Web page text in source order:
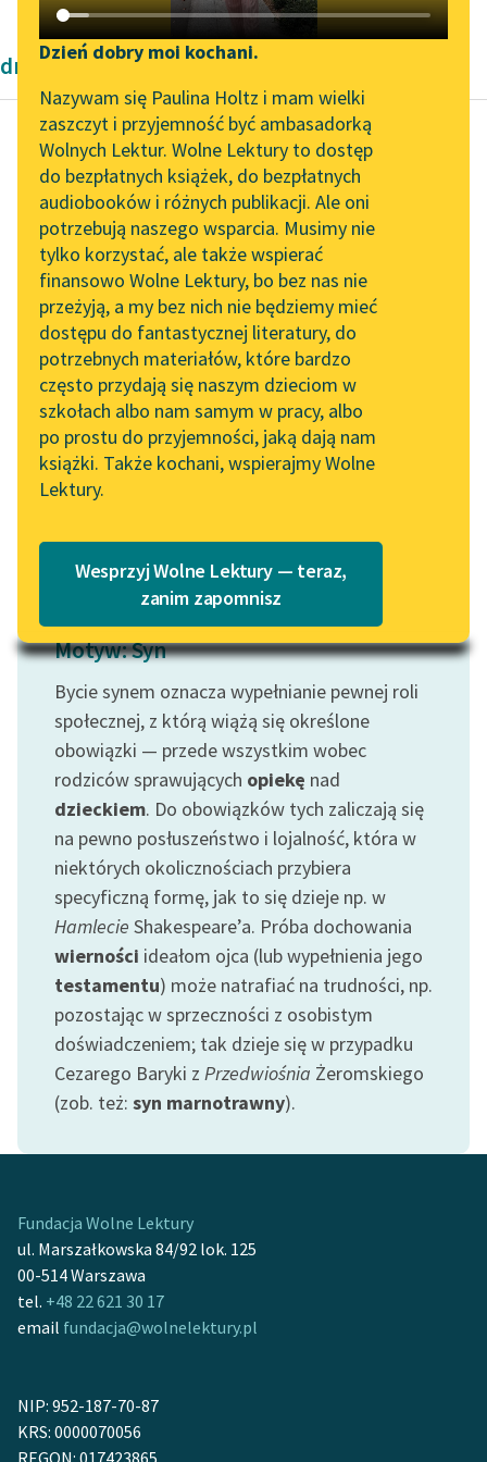
Katalog DAISY
Podkasty o książkach
Zgłoś brak utworu
Aktualności
Spotkanie z Katarzyną
Tunkiel w Oslo
Wolne Lektury na 32.
Pol’and’Rock Festivalu
„Kochanek Lady
Chatterley” do słuchania
na Wolnych Lekturach
Nowy audiobook –
„Marzenie o Oriencie”
Sophie Elkan
Kolekcja Nadwyraz.com x
Wolne Lektury – idealna na
Lektury szkolne i klasyka
uczennic i uczniów z
niepełnosprawnościami
E-kolekcja lektur
szkolnych i literatury do
słuchania dla uczennic i
uczniów z
niepełnosprawnościami
Feministyczne inspiracje.
Popularyzacja
skandynawskiej literatury
feministycznej
Ręce pełne poezji
Kolekcje edukacyjne
twórców przechodzących
lektur szkolnych oraz
Odkurzamy bohaterów
Szkoła Poezji Wolnych
Lektur
Narzędzia
Mapa Wolnych Lektur
Leśmianator
Przewodnik dla piszących i
czytających
API
OAI-PMH
Widget Wolnych Lektur
Przypisy
Katalog w formacie PDF
O projekcie
Dzień dobry moi kochani.
Nazywam się Paulina Holtz i mam wielki
zaszczyt i przyjemność być ambasadorką
Wolnych Lektur. Wolne Lektury to dostęp
do bezpłatnych książek, do bezpłatnych
audiobooków i różnych publikacji. Ale oni
potrzebują naszego wsparcia. Musimy nie
tylko korzystać, ale także wspierać
finansowo Wolne Lektury, bo bez nas nie
przeżyją, a my bez nich nie będziemy mieć
dostępu do fantastycznej literatury, do
potrzebnych materiałów, które bardzo
często przydają się naszym dzieciom w
szkołach albo nam samym w pracy, albo
po prostu do przyjemności, jaką dają nam
książki. Także kochani, wspierajmy Wolne
Lektury.
Wesprzyj Wolne Lektury — teraz,
zanim zapomnisz
dramaty antyczne
Ajschylos
Oresteja
ORESTES
Ha, jesteś! Ciebie
szukam! Tamten ma
za swoje!
KLITAJMESTRA
Zabity mój Ajgistos!..
Jak ja...
Motyw: Syn
Bycie synem oznacza wypełnianie pewnej roli
społecznej, z którą wiążą się określone
obowiązki — przede wszystkim wobec
rodziców sprawujących opiekę nad
dzieckiem. Do obowiązków tych zaliczają się
na pewno posłuszeństwo i lojalność, która w
niektórych okolicznościach przybiera
specyficzną formę, jak to się dzieje np. w
Hamlecie Shakespeare’a. Próba dochowania
wierności ideałom ojca (lub wypełnienia jego
testamentu) może natrafiać na trudności, np.
pozostając w sprzeczności z osobistym
doświadczeniem; tak dzieje się w przypadku
Cezarego Baryki z Przedwiośnia Żeromskiego
(zob. też: syn marnotrawny).
Fundacja Wolne Lektury
ul. Marszałkowska 84/92 lok. 125
00-514 Warszawa
tel. +48 22 621 30 17
email fundacja@wolnelektury.pl
NIP: 952-187-70-87
KRS: 0000070056